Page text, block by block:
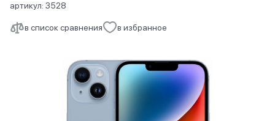
в список сравнения в избранное
артикул: 3528